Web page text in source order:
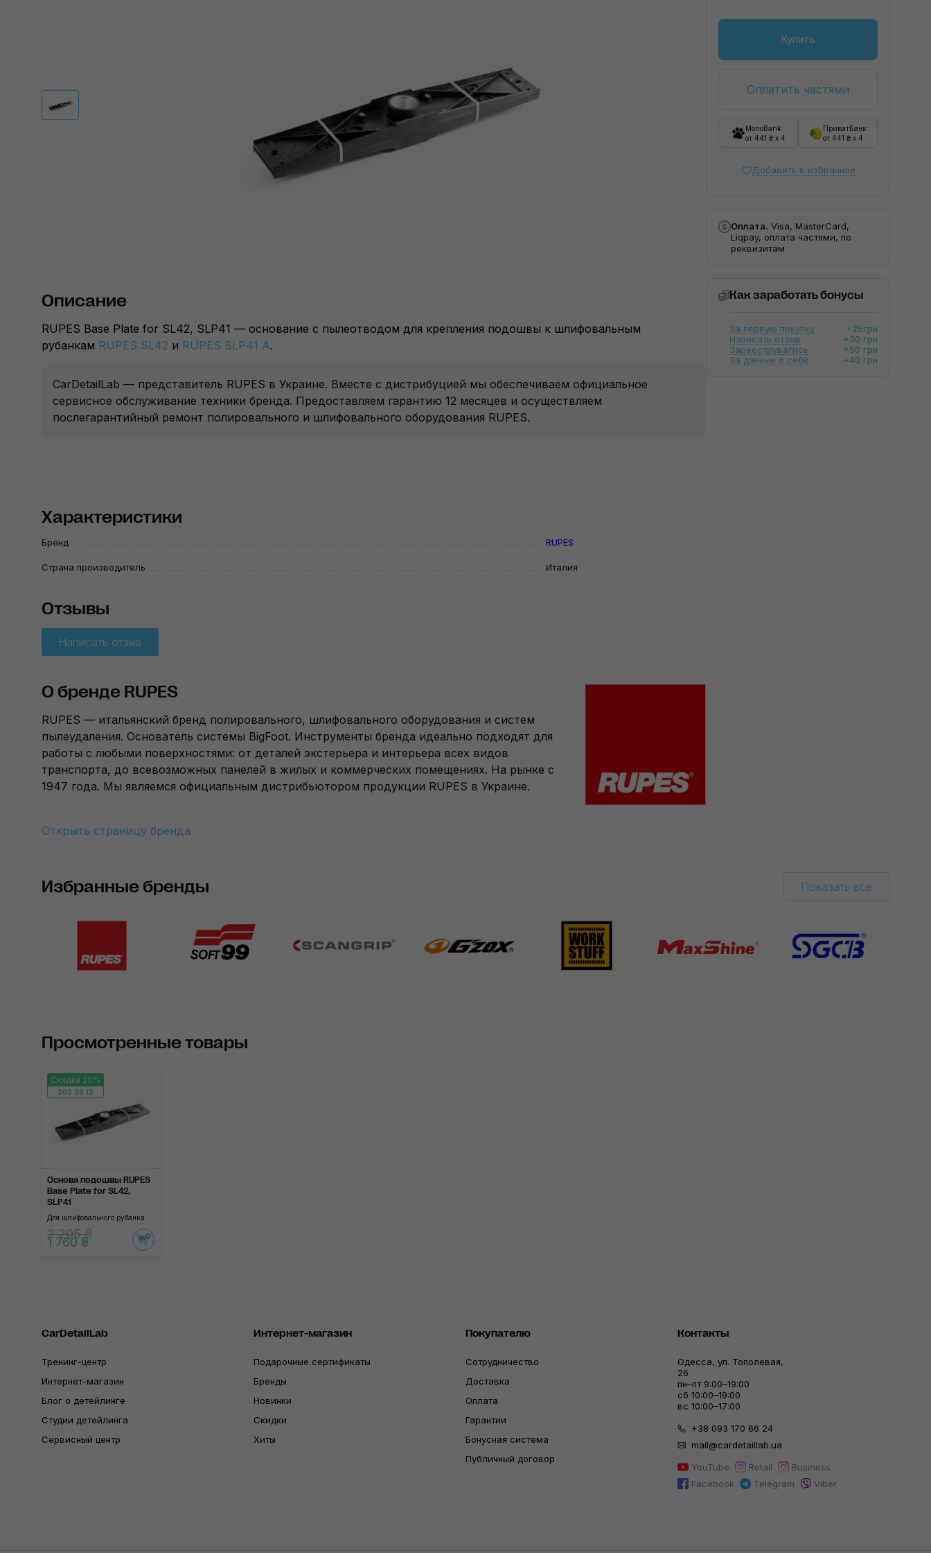
Описание
RUPES Base Plate for SL42, SLP41 — основание с пылеотводом для крепления подошвы к шлифовальным
рубанкам RUPES SL42 и RUPES SLP41 A.
CarDetailLab — представитель RUPES в Украине. Вместе с дистрибуцией мы обеспечиваем официальное
сервисное обслуживание техники бренда. Предоставляем гарантию 12 месяцев и осуществляем
послегарантийный ремонт полировального и шлифовального оборудования RUPES.
Характеристики
Бренд RUPES
Страна производитель Италия
Отзывы
Написать отзыв
О бренде RUPES
RUPES — итальянский бренд полировального, шлифовального оборудования и систем
пылеудаления. Основатель системы BigFoot. Инструменты бренда идеально подходят для
работы с любыми поверхностями: от деталей экстерьера и интерьера всех видов
транспорта, до всевозможных панелей в жилых и коммерческих помещениях. На рынке с
1947 года. Мы являемся официальным дистрибьютором продукции RUPES в Украине.
Открыть страницу бренда
Купить
Оплатить частями
MonoBank
от 441 ₴ x 4
ПриватБанк
от 441 ₴ x 4
Добавить в избранное
Оплата. Visa, MasterCard,
Liqpay, оплата частями, по
реквизитам
Как заработать бонусы
За первую покупку
+25грн
Написать отзыв
+30 грн
Зареєструватись
+50 грн
За данные о себе
+40 грн
Избранные бренды Показать все
Просмотренные товары
Скидка 20%
200:39:11
Основа подошвы RUPES
Base Plate for SL42,
SLP41
Для шлифовального рубанка
2 205 ₴
1 760 ₴
CarDetailLab
Тренинг-центр
Интернет-магазин
Блог о детейлинге
Студии детейлинга
Сервисный центр
Интернет-магазин
Подарочные сертификаты
Бренды
Новинки
Скидки
Хиты
Покупателю
Сотрудничество
Доставка
Оплата
Гарантии
Бонусная система
Публичный договор
Контакты
Одесса, ул. Тополевая,
26
пн–пт 9:00–19:00
сб 10:00–19:00
вс 10:00–17:00
+38 093 170 66 24
mail@cardetaillab.ua
YouTube
Retail
Business
Facebook
Telegram Viber